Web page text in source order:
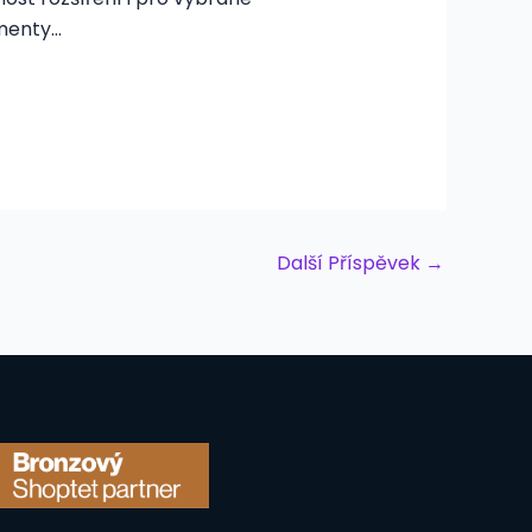
Další Příspěvek →